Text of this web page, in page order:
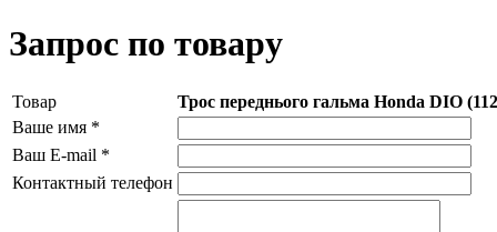
Запрос по товару
Товар
Трос переднього гальма Honda DIO
Ваше имя *
Ваш E-mail *
Контактный телефон